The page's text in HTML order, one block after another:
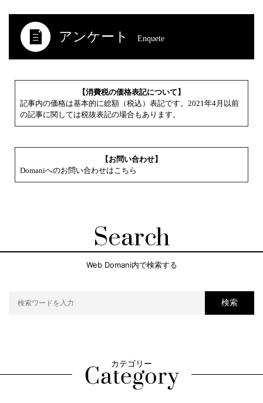
アンケート Enquete
【消費税の価格表記について】
記事内の価格は基本的に総額（税込）表記です。2021年4月以前
の記事に関しては税抜表記の場合もあります。
【お問い合わせ】
Domaniへのお問い合わせはこちら
Search
Web Domani内で検索する
検索
カテゴリー